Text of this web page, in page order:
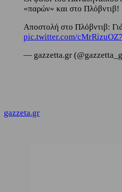
«παρών» και στο Πλόβντιβ!
Αποστολή στο Πλόβντιβ:
pic.twitter.com/cMrRizuOZ7
— gazzetta.gr
gazzeta.gr